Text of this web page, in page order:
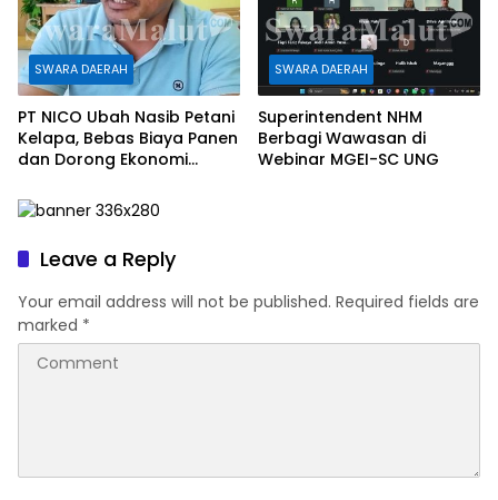
SWARA DAERAH
PT NICO Ubah Nasib Petani
Kelapa, Bebas Biaya Panen
dan Dorong Ekonomi
SWARA DAERAH
Superintendent NHM
Berbagi Wawasan di
Webinar MGEI-SC UNG
Leave a Reply
Your email address will not be published. Required fields are
marked *